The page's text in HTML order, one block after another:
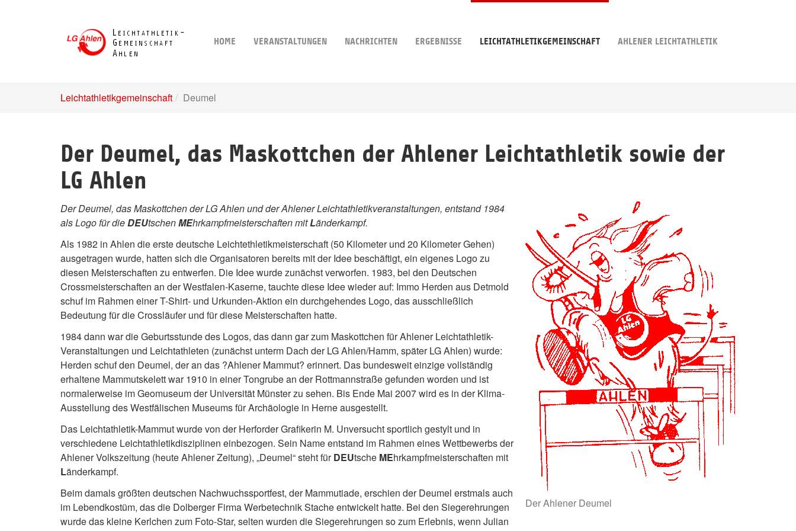
HOME VERANSTALTUNGEN NACHRICHTEN ERGEBNISSE LEICHTATHLETIKGEMEINSCHAFT AHLENER LEICHTATHLETIK
Leichtathletikgemeinschaft Deumel
Der Deumel, das Maskottchen der Ahlener Leichtathletik sowie der
LG Ahlen
Der Ahlener Deumel
Der Deumel, das Maskottchen der LG Ahlen und der Ahlener Leichtathletikveranstaltungen, entstand 1984
als Logo für dieDEUtschenMEhrkampfmeisterschaften mitLänderkampf.
Als 1982 in Ahlen die erste deutsche Leichtethletikmeisterschaft (50 Kilometer und 20 Kilometer Gehen)
ausgetragen wurde, hatten sich die Organisatoren bereits mit der Idee beschäftigt, ein eigenes Logo zu
diesen Meisterschaften zu entwerfen. Die Idee wurde zunächst verworfen. 1983, bei den Deutschen
Crossmeisterschaften an der Westfalen-Kaserne, tauchte diese Idee wieder auf: Immo Herden aus Detmold
schuf im Rahmen einer T-Shirt- und Urkunden-Aktion ein durchgehendes Logo, das ausschließlich
Bedeutung für die Crossläufer und für diese Meisterschaften hatte.
1984 dann war die Geburtsstunde des Logos, das dann gar zum Maskottchen für Ahlener Leichtathletik-
Veranstaltungen und Leichtathleten (zunächst unterm Dach der LG Ahlen/Hamm, später LG Ahlen) wurde:
Herden schuf den Deumel, der an das ?Ahlener Mammut? erinnert. Das bundesweit einzige vollständig
erhaltene Mammutskelett war 1910 in einer Tongrube an der Rottmannstraße gefunden worden und ist
normalerweise im Geomuseum der Universität Münster zu sehen. Bis Ende Mai 2007 wird es in der Klima-
Ausstellung des Westfälischen Museums für Archäologie in Herne ausgestellt.
Das Leichtathletik-Mammut wurde von der Herforder Grafikerin M. Unversucht sportlich gestylt und in
verschiedene Leichtathletikdisziplinen einbezogen. Sein Name entstand im Rahmen eines Wettbewerbs der
Ahlener Volkszeitung (heute Ahlener Zeitung), „Deumel“ steht fürDEUtsche MEhrkampfmeisterschaften mit
Länderkampf.
Beim damals größten deutschen Nachwuchssportfest, der Mammutiade, erschien der Deumel erstmals auch
im Lebendkostüm, das die Dolberger Firma Werbetechnik Stache entwickelt hatte. Bei den Siegerehrungen
wurde das kleine Kerlchen zum Foto-Star, selten wurden die Siegerehrungen so zum Erlebnis, wenn Julian